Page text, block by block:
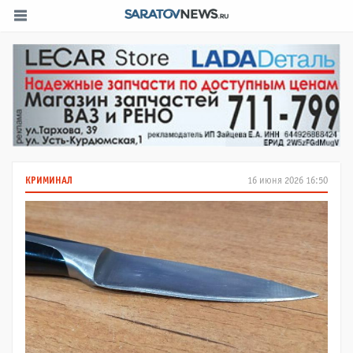
16 июня 2026 16:50
КРИМИНАЛ